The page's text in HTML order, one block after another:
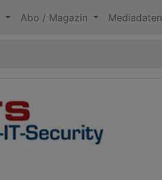
Abo / Magazin Mediadaten